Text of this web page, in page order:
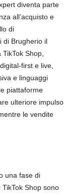
diventa parte
all’acquisto e
di
di Brugherio il
Shop,
first e live,
e linguaggi
piattaforme
ulteriore impulso
le vendite
una fase di
Shop sono